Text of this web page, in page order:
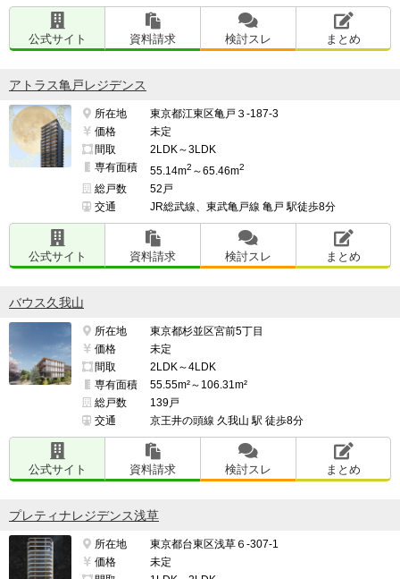
公式サイト 資料請求 検討スレ まとめ
アトラス亀戸レジデンス
所在地
東京都江東区亀戸３-187-3
価格
未定
間取
2LDK～3LDK
専有面積
55.14m2 ～65.46m2
総戸数
52戸
交通
JR総武線、東武亀戸線 亀戸 駅徒歩8分
公式サイト 資料請求 検討スレ まとめ
バウス久我山
所在地
東京都杉並区宮前5丁目
価格
未定
間取
2LDK～4LDK
専有面積
55.55m²～106.31m²
総戸数
139戸
交通
京王井の頭線 久我山 駅 徒歩8分
公式サイト 資料請求 検討スレ まとめ
プレティナレジデンス浅草
所在地
東京都台東区浅草６-307-1
価格
未定